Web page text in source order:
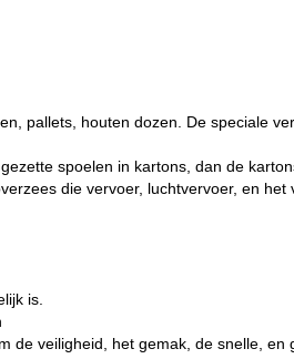
pallets, houten dozen. De speciale
spoelen in kartons, dan de
die vervoer, luchtvervoer, en
is.
veiligheid, het gemak, de snelle,